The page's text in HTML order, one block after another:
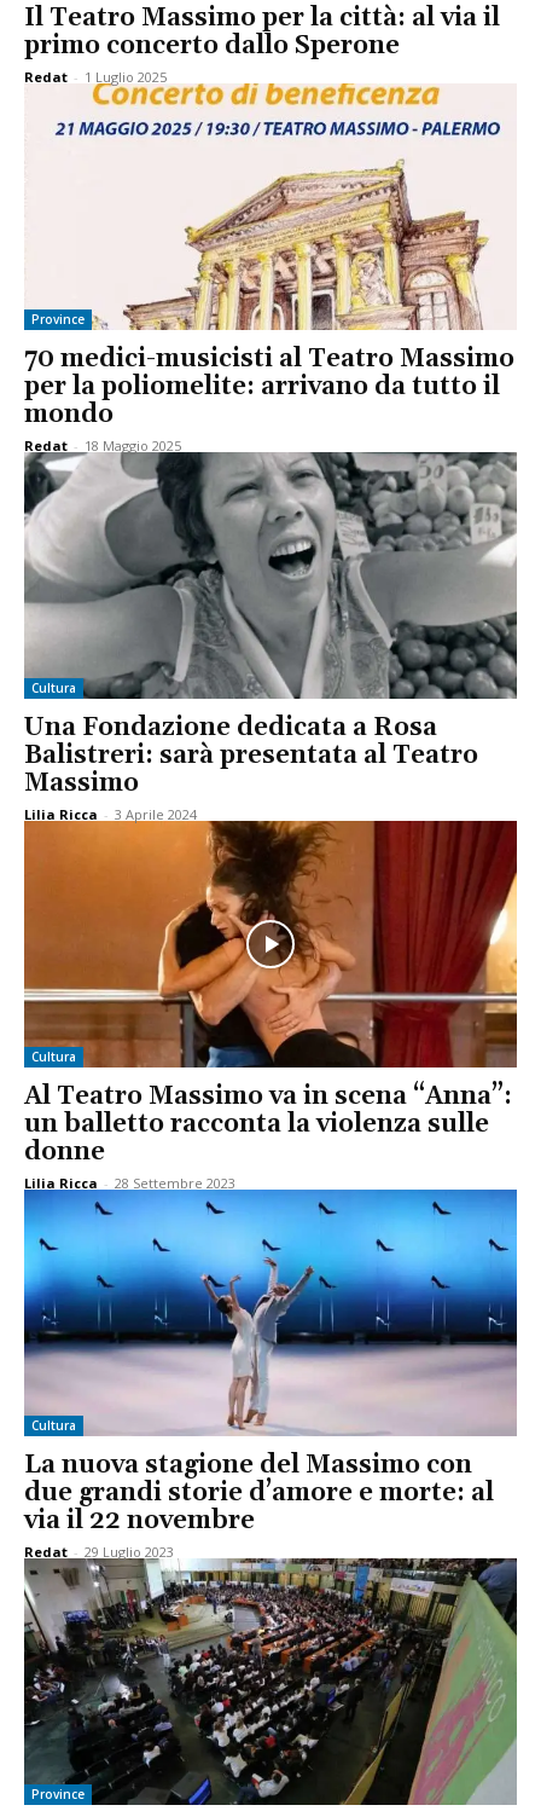
Il Teatro Massimo per la città: al via il
primo concerto dallo Sperone
Redat - 1 Luglio 2025
Province
70 medici-musicisti al Teatro Massimo
per la poliomelite: arrivano da tutto il
mondo
Redat - 18 Maggio 2025
Cultura
Una Fondazione dedicata a Rosa
Balistreri: sarà presentata al Teatro
Massimo
Lilia Ricca - 3 Aprile 2024
Cultura
Al Teatro Massimo va in scena “Anna”:
un balletto racconta la violenza sulle
donne
Lilia Ricca - 28 Settembre 2023
Cultura
La nuova stagione del Massimo con
due grandi storie d’amore e morte: al
via il 22 novembre
Redat - 29 Luglio 2023
Province